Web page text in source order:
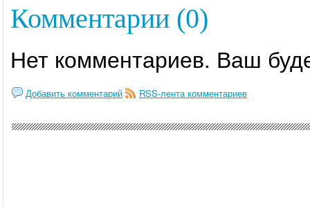
Комментарии (0)
Нет комментариев. Ваш
Добавить комментарий RSS-лента комментариев